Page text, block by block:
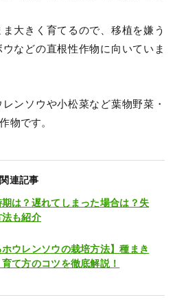
大きく育てるので、移植を嫌う
などの直根性作物に向いていま
ンソウや小松菜など葉物野菜・
物です。
関連記事
は？遅れてしまった場合は？失
も紹介
ホウレンソウの栽培方法】種まき
て方のコツを徹底解説！